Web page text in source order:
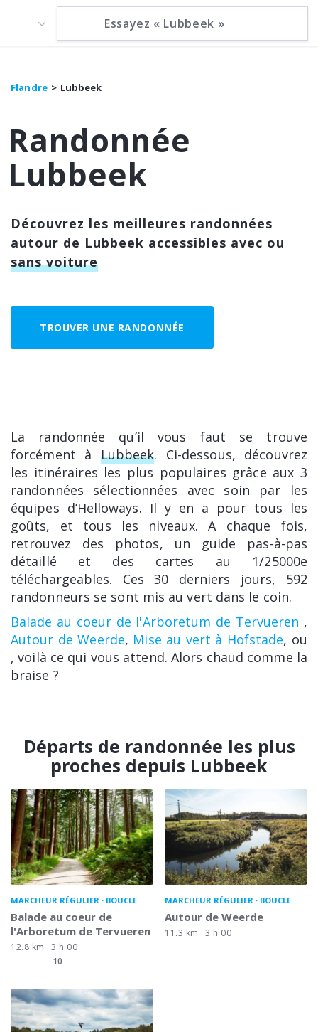
Flandre Lubbeek
Randonnée
Lubbeek
Découvrez les meilleures randonnées
autour de Lubbeek accessibles avec ou
sans voiture
TROUVER UNE RANDONNÉE
La randonnée qu’il vous faut se trouve
forcément à Lubbeek. Ci-dessous, découvrez
les itinéraires les plus populaires grâce aux 3
randonnées sélectionnées avec soin par les
équipes d’Helloways. Il y en a pour tous les
goûts, et tous les niveaux. A chaque fois,
retrouvez des photos, un guide pas-à-pas
détaillé et des cartes au 1/25000e
téléchargeables. Ces 30 derniers jours, 592
randonneurs se sont mis au vert dans le coin.
Balade au coeur de l'Arboretum de Tervueren ,
Autour de Weerde, Mise au vert à Hofstade, ou
, voilà ce qui vous attend. Alors chaud comme la
braise ?
Départs de randonnée les plus
proches depuis Lubbeek
MARCHEUR RÉGULIER BOUCLE
Balade au coeur de
l'Arboretum de Tervueren
12.8 km
3 h 00
10
MARCHEUR RÉGULIER BOUCLE
Autour de Weerde
11.3 km 3 h 00